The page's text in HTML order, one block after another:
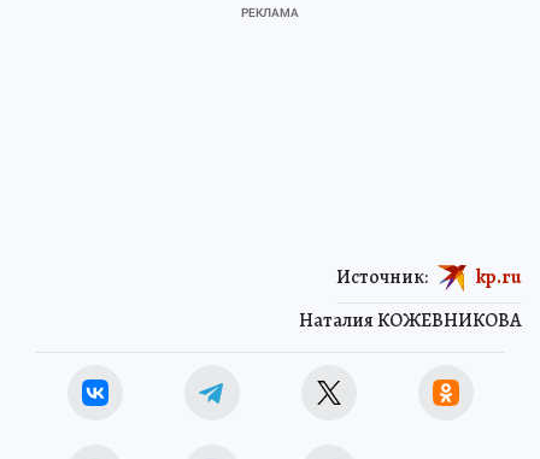
Наталия КОЖЕВНИКОВА
Источник: kp.ru